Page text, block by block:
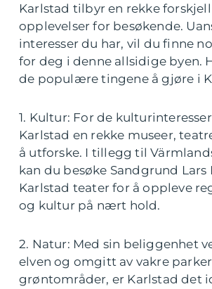
Karlstad tilbyr en rekke
opplevelser for besøkende.
interesser du har, vil du finne
for deg i denne allsidige byen.
de populære tingene å gjøre i
1. Kultur: For de
Karlstad en rekke museer,
å utforske. I tillegg til
kan du besøke Sandgrund Lars
Karlstad teater for å oppleve
og kultur på nært hold.
2. Natur: Med sin beliggenhet
elven og omgitt av vakre
grøntområder, er Karlstad det